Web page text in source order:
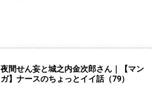
夜間せん妄と城之内金次郎さん｜【マン
ガ】ナースのちょっとイイ話（79）